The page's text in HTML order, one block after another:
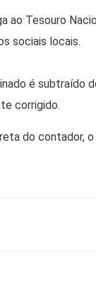
ao Tesouro
sociais locais.
é subtraído
corrigido.
do contador,